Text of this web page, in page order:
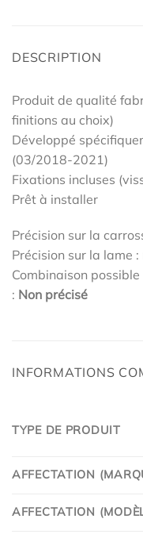
DESCRIPTION
Produit de qualité
finitions au choix)
Développé
(03/2018-2021)
Fixations incluses
Prêt à installer
Précision sur la
Précision sur la lame :
Combinaison
: Non précisé
INFORMATIONS
TYPE DE PRODUIT
AFFECTATION
AFFECTATION